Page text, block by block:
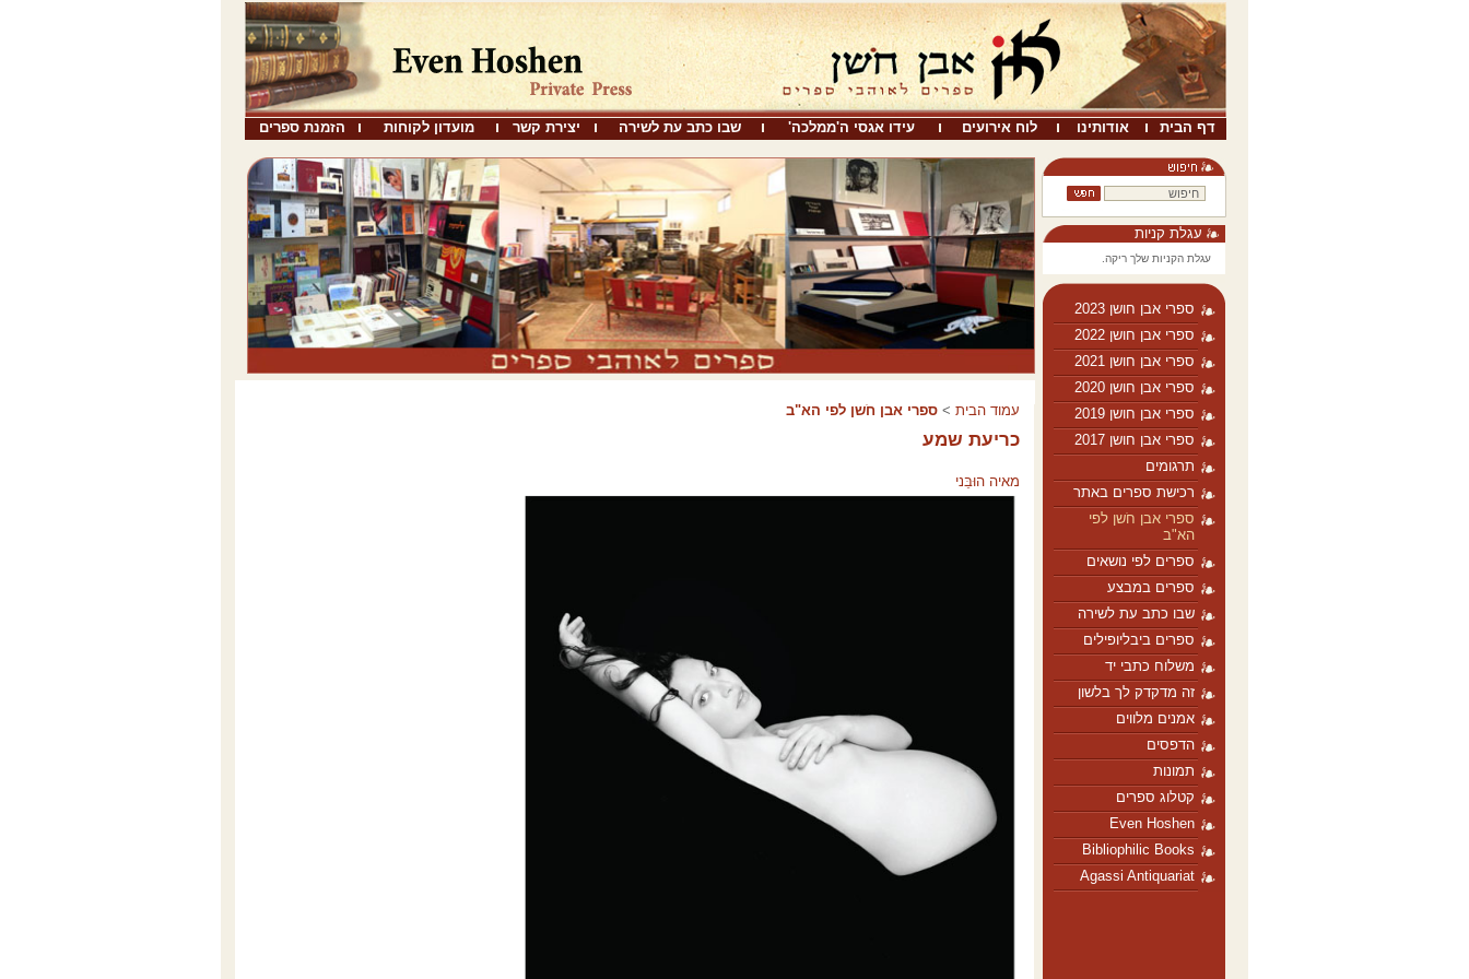
דף הבית אודותינו לוח אירועים עידו אגסי ה'ממלכה' שבו כתב עת לשירה יצירת קשר מועדון לקוחות הזמנת ספרים
עגלת קניות
עגלת הקניות שלך ריקה.
ספרי אבן חושן 2023
ספרי אבן חושן 2022
ספרי אבן חושן 2021
ספרי אבן חושן 2020
ספרי אבן חושן 2019
ספרי אבן חושן 2017
תרגומים
רכישת ספרים באתר
ספרי אבן חֹשן לפי
הא"ב
ספרים לפי נושאים
ספרים במבצע
שבו כתב עת לשירה
ספרים ביבליופילים
משלוח כתבי יד
זה מדקדק לך בלשון
אמנים מלווים
הדפסים
תמונות
קטלוג ספרים
Even Hoshen
Bibliophilic Books
Agassi Antiquariat
עמוד הבית > ספרי אבן חֹשן לפי הא"ב
כריעת שמע
מאיה הוּבֵּני